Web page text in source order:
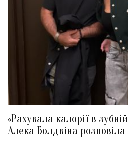
«Рахувала калорії в
Алека Болдвіна